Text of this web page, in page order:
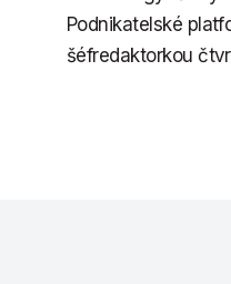
Podnikatelské
šéfredaktorkou